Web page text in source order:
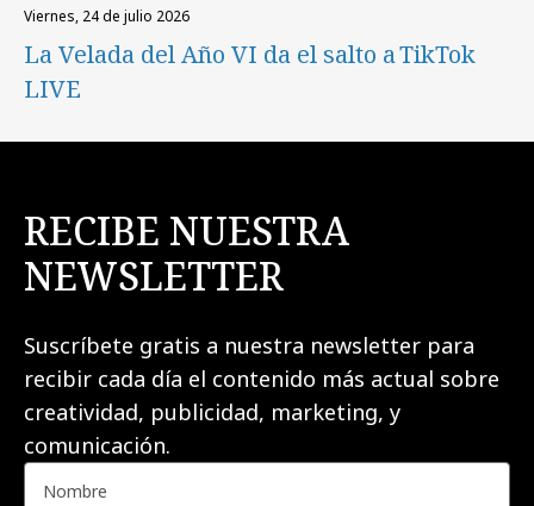
viernes, 24 de julio 2026
La Velada del Año VI da el salto a TikTok
LIVE
RECIBE NUESTRA
NEWSLETTER
Suscríbete gratis a nuestra newsletter para
recibir cada día el contenido más actual sobre
creatividad, publicidad, marketing, y
comunicación.